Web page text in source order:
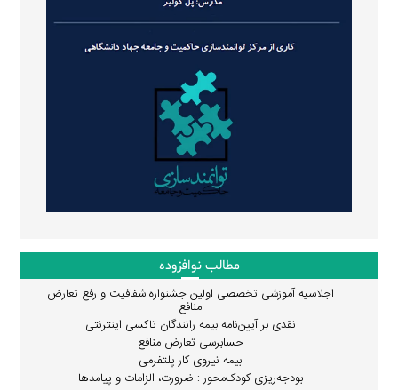
مطالب نوافزوده
اجلاسیه آموزشی تخصصی اولین جشنواره شفافیت و رفع تعارض
منافع
نقدی بر آیین‌نامه بیمه رانندگان تاکسی اینترنتی
حسابرسی تعارض منافع
بیمه نیروی کار پلتفرمی
بودجه‌ریزی کودک‌محور : ضرورت، الزامات و پیامدها